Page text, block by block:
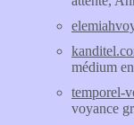
médium
temporel-
voyance